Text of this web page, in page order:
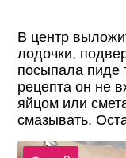
В центр
лодочки,
посыпала пиде
рецепта он не
яйцом или
смазывать.